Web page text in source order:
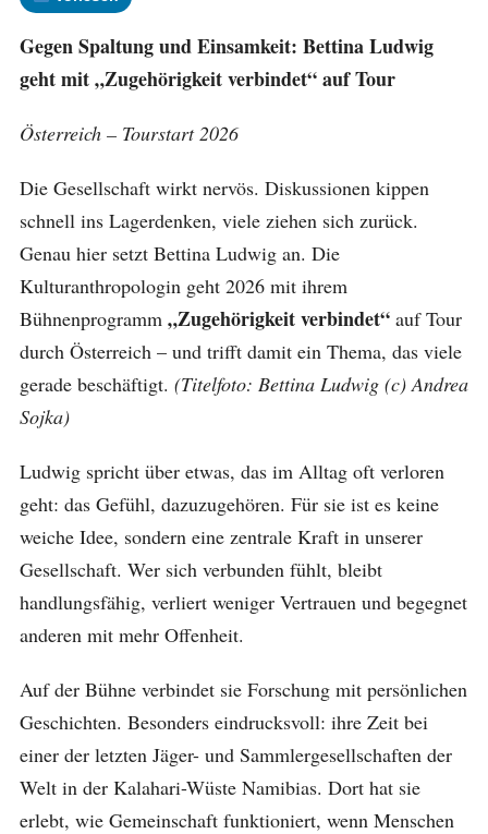
Gegen Spaltung und Einsamkeit: Bettina Ludwig
geht mit „Zugehörigkeit verbindet“ auf Tour
Österreich – Tourstart 2026
Die Gesellschaft wirkt nervös. Diskussionen kippen
schnell ins Lagerdenken, viele ziehen sich zurück.
Genau hier setzt Bettina Ludwig an. Die
Kulturanthropologin geht 2026 mit ihrem
Bühnenprogramm „Zugehörigkeit verbindet“auf Tour
durch Österreich – und trifft damit ein Thema, das viele
gerade beschäftigt. (Titelfoto: Bettina Ludwig (c) Andrea
Sojka)
Ludwig spricht über etwas, das im Alltag oft verloren
geht: das Gefühl, dazuzugehören. Für sie ist es keine
weiche Idee, sondern eine zentrale Kraft in unserer
Gesellschaft. Wer sich verbunden fühlt, bleibt
handlungsfähig, verliert weniger Vertrauen und begegnet
anderen mit mehr Offenheit.
Auf der Bühne verbindet sie Forschung mit persönlichen
Geschichten. Besonders eindrucksvoll: ihre Zeit bei
einer der letzten Jäger- und Sammlergesellschaften der
Welt in der Kalahari-Wüste Namibias. Dort hat sie
erlebt, wie Gemeinschaft funktioniert, wenn Menschen